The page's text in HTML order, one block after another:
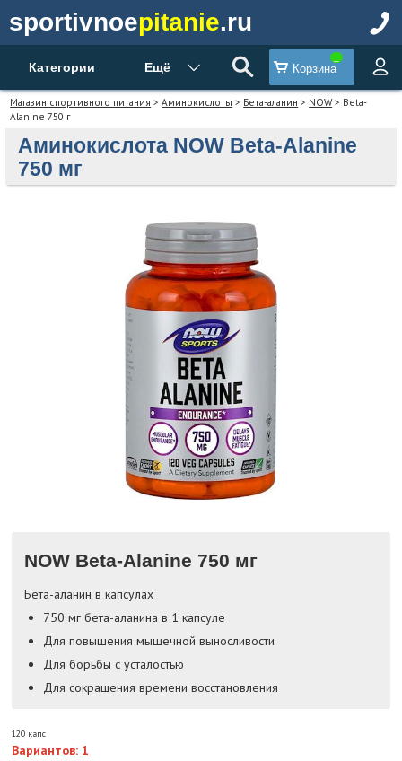
sportivnoepitanie.ru
Категории Ещё Корзина
Магазин спортивного питания >Аминокислоты > Бета-аланин > NOW> Beta-
Alanine 750 г
Аминокислота NOW Beta-Alanine
750 мг
NOW Beta-Alanine 750 мг
Бета-аланин в капсулах
750 мг бета-аланина в 1 капсуле
Для повышения мышечной выносливости
Для борьбы с усталостью
Для сокращения времени восстановления
120 капс
Вариантов: 1